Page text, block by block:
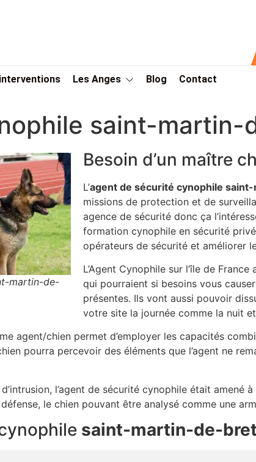
Les Anges Blog Contact
saint-
martin-de-
Besoin d’un maître
L’agent de sécurité cynophile
missions de protection et de
agence de sécurité donc ça
formation cynophile en sécurité
opérateurs de sécurité et améliorer
L’Agent Cynophile sur l’île de
qui pourraient si besoins vous
présentes. Ils vont aussi pouvoir
votre site la journée comme la nuit
agent/chien permet d’employer les capacités
pourra percevoir des éléments que l’agent ne
d’intrusion, l’agent de sécurité cynophile était
le chien pouvant être analysé comme une
saint-martin-de-